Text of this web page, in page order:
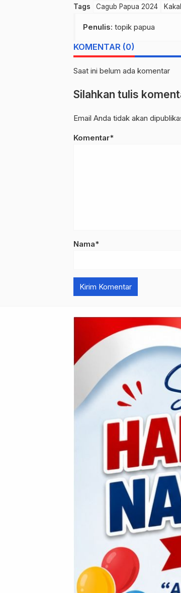
Tags Cagub Papua 2024
Penulis: topik papua
KOMENTAR (0)
Saat ini belum ada komentar
Silahkan tulis
Email Anda tidak akan
Komentar*
Nama*